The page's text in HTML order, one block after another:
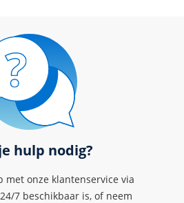
hulp nodig?
met onze klantenservice via
7 beschikbaar is, of neem